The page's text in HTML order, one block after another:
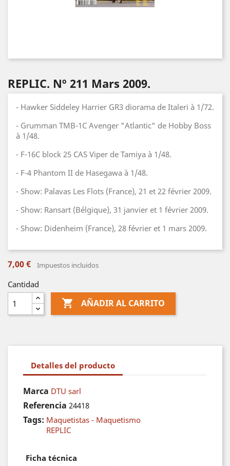
REPLIC. Nº 211 Mars 2009.
- Hawker Siddeley Harrier GR3 diorama de Italeri à 1/72.
- Grumman TMB-1C Avenger "Atlantic" de Hobby Boss
à 1/48.
- F-16C block 25 CAS Viper de Tamiya à 1/48.
- F-4 Phantom II de Hasegawa à 1/48.
- Show: Palavas Les Flots (France), 21 et 22 février 2009.
- Show: Ransart (Bélgique), 31 janvier et 1 février 2009.
- Show: Didenheim (France), 28 février et 1 mars 2009.
7,00 € Impuestos incluidos
Cantidad
 AÑADIR AL CARRITO
Detalles del producto
Marca DTU sarl
Referencia 24418
Tags: Maquetistas - Maquetismo
REPLIC
Ficha técnica